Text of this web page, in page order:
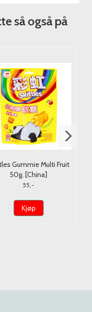
så også på
Gummie Multi Fruit
50g. [China]
55,-
Kjøp